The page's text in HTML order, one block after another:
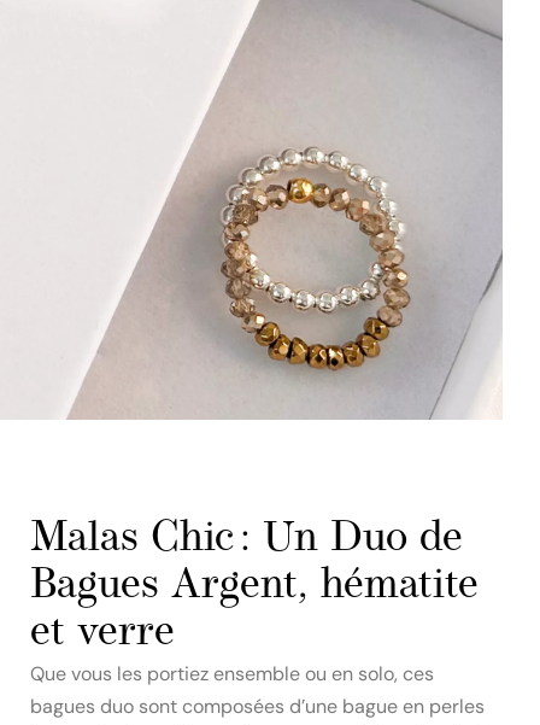
Malas Chic : Un Duo de
Bagues Argent, hématite
et verre
Que vous les portiez ensemble ou en solo, ces
bagues duo sont composées d’une bague en perles